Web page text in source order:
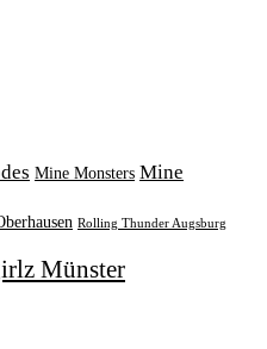
Mine Monsters Mine
Rolling Thunder Augsburg
Münster